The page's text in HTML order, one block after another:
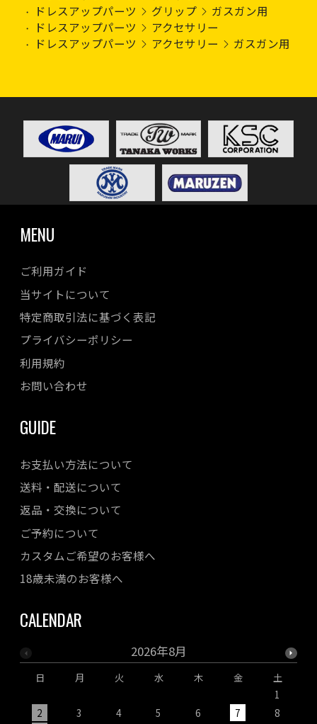
ドレスアップパーツ
グリップ
ガスガン用
ドレスアップパーツ
アクセサリー
ドレスアップパーツ
アクセサリー ガスガン用
MENU
ご利用ガイド
当サイトについて
特定商取引法に基づく表記
プライバシーポリシー
利用規約
お問い合わせ
GUIDE
お支払い方法について
送料・配送について
返品・交換について
ご予約について
カスタムご希望のお客様へ
18歳未満のお客様へ
CALENDAR
2026年8月
日 月 火 水 木 金
土
1
2
3 4 5 6 7
8